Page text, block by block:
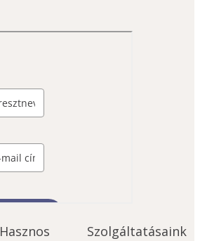
Hasznos Szolgáltatásaink